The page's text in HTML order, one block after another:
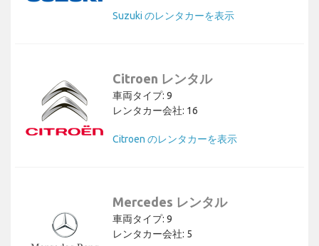
Suzuki のレンタカーを表示
Citroen レンタル
車両タイプ: 9
レンタカー会社: 16
Citroen のレンタカーを表示
Mercedes レンタル
車両タイプ: 9
レンタカー会社: 5